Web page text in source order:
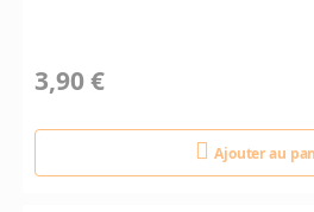
3,90 €
Ajouter au